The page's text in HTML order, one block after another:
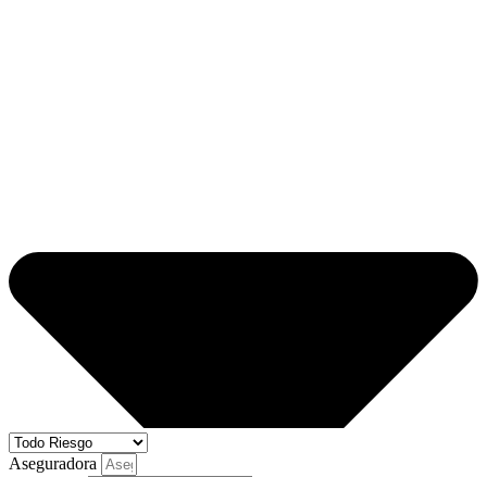
Aseguradora